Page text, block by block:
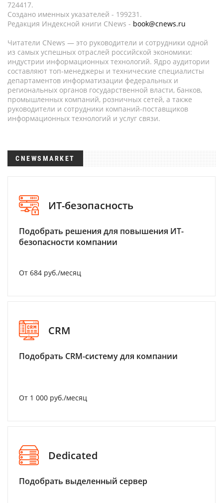
724417.
Создано именных указателей - 199231.
Редакция Индексной книги CNews - book@cnews.ru
Читатели CNews — это руководители и сотрудники одной
из самых успешных отраслей российской экономики:
индустрии информационных технологий. Ядро аудитории
составляют топ-менеджеры и технические специалисты
департаментов информатизации федеральных и
региональных органов государственной власти, банков,
промышленных компаний, розничных сетей, а также
руководители и сотрудники компаний-поставщиков
информационных технологий и услуг связи.
CNEWSMARKET
ИТ-безопасность
Подобрать решения для повышения ИТ-
безопасности компании
От 684 руб./месяц
CRM
Подобрать CRM-систему для компании
От 1 000 руб./месяц
Dedicated
Подобрать выделенный сервер